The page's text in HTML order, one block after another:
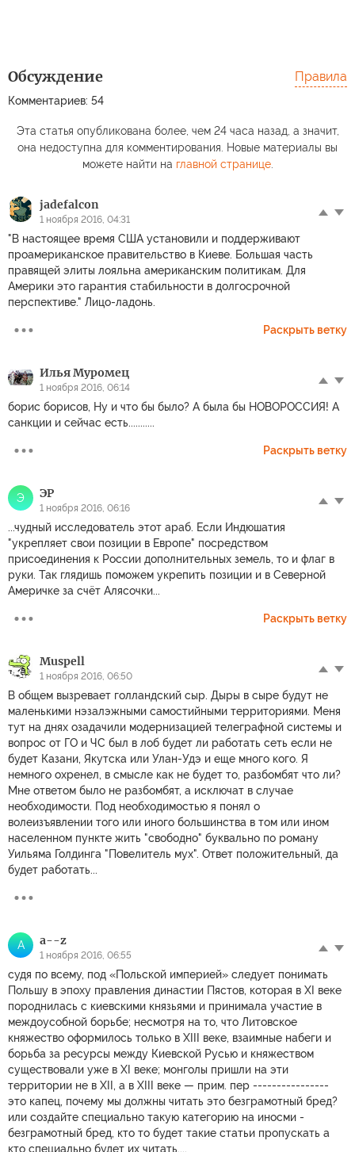
Обсуждение
Комментариев: 54
Правила
Эта статья опубликована более, чем 24 часа назад, а значит,
она недоступна для комментирования. Новые материалы вы
можете найти на главной странице.
jadefalcon
1 ноября 2016, 04:31
"В настоящее время США установили и поддерживают
проамериканское правительство в Киеве. Большая часть
правящей элиты лояльна американским политикам. Для
Америки это гарантия стабильности в долгосрочной
перспективе." Лицо-ладонь.
Раскрыть ветку
Илья Муромец
1 ноября 2016, 06:14
борис борисов, Ну и что бы было? А была бы НОВОРОССИЯ! А
санкции и сейчас есть...........
Раскрыть ветку
Э ЭР
1 ноября 2016, 06:16
...чудный исследователь этот араб. Если Индюшатия
"укрепляет свои позиции в Европе" посредством
присоединения к России дополнительных земель, то и флаг в
руки. Так глядишь поможем укрепить позиции и в Северной
Америчке за счёт Алясочки...
Раскрыть ветку
Muspell
1 ноября 2016, 06:50
В общем вызревает голландский сыр. Дыры в сыре будут не
маленькими нэзалэжными самостийными территориями. Меня
тут на днях озадачили модернизацией телеграфной системы и
вопрос от ГО и ЧС был в лоб будет ли работать сеть если не
будет Казани, Якутска или Улан-Удэ и еще много кого. Я
немного охренел, в смысле как не будет то, разбомбят что ли?
Мне ответом было не разбомбят, а исключат в случае
необходимости. Под необходимостью я понял о
волеизъявлении того или иного большинства в том или ином
населенном пункте жить "свободно" буквально по роману
Уильяма Голдинга "Повелитель мух". Ответ положительный, да
будет работать...
A a--z
1 ноября 2016, 06:55
судя по всему, под «Польской империей» следует понимать
Польшу в эпоху правления династии Пястов, которая в XI веке
породнилась с киевскими князьями и принимала участие в
междоусобной борьбе; несмотря на то, что Литовское
княжество оформилось только в XIII веке, взаимные набеги и
борьба за ресурсы между Киевской Русью и княжеством
существовали уже в XI веке; монголы пришли на эти
территории не в XII, а в XIII веке — прим. пер ----------------
это капец, почему мы должны читать это безграмотный бред?
или создайте специально такую категорию на иносми -
безграмотный бред, кто то будет такие статьи пропускать а
кто специально будет их читать....